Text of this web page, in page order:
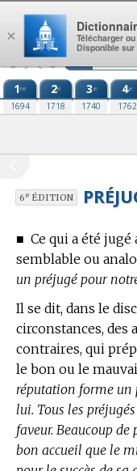
Aller au contenu
1re
1694
2e
1718
3e
1740
4e
1762
6eÉDITION
■ Ce qui a été jugé
semblable ou
un préjugé pour
Il se dit, dans le
circonstances, des
contraires, qui
le bon ou le
réputation forme un
lui. Tous les
faveur. Beaucoup
bon accueil que le
×
Télécharger
Disponible